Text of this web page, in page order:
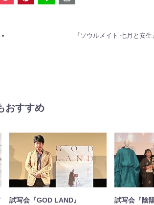
『ソウルメイト 七月と安生
おすすめ
試写会『GOD LAND』 試写会『陰